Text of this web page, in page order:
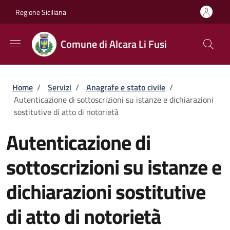
Regione Siciliana
Comune di Alcara Li Fusi
Briciole di pane
Home / Servizi / Anagrafe e stato civile /
Autenticazione di sottoscrizioni su istanze e dichiarazioni
sostitutive di atto di notorietà
Autenticazione di
sottoscrizioni su istanze e
dichiarazioni sostitutive
di atto di notorietà